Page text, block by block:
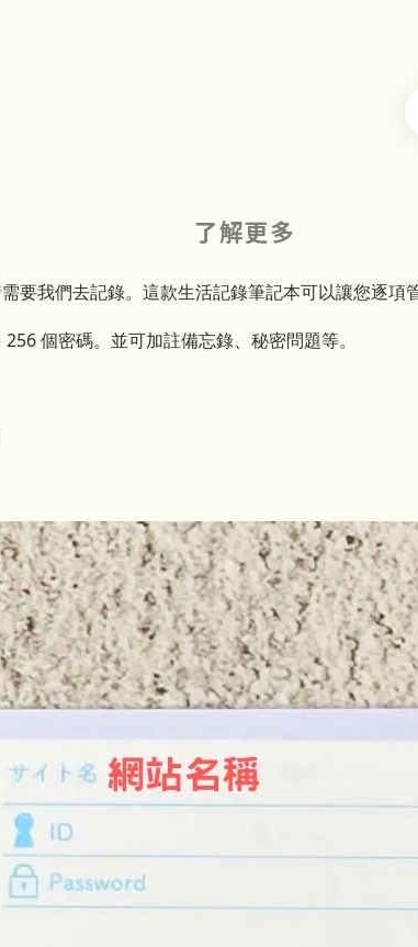
了解更多
要我們去記錄。這款生活記錄筆記本可以讓您逐項
個密碼。並可加註備忘錄、秘密問題等。